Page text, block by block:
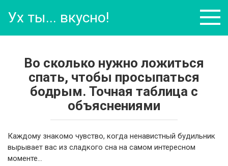
Ух ты... вкусно!
Во сколько нужно ложиться
спать, чтобы просыпаться
бодрым. Точная таблица с
объяснениями
Каждому знакомо чувство, когда ненавистный будильник
вырывает вас из сладкого сна на самом интересном
моменте…